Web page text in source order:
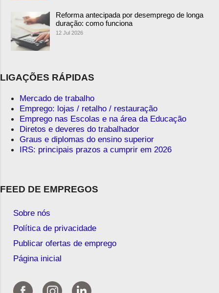
Reforma antecipada por desemprego de longa
duração: como funciona
12 Jul 2026
LIGAÇÕES RÁPIDAS
Mercado de trabalho
Emprego: lojas / retalho / restauração
Emprego nas Escolas e na área da Educação
Diretos e deveres do trabalhador
Graus e diplomas do ensino superior
IRS: principais prazos a cumprir em 2026
FEED DE EMPREGOS
Sobre nós
Política de privacidade
Publicar ofertas de emprego
Página inicial